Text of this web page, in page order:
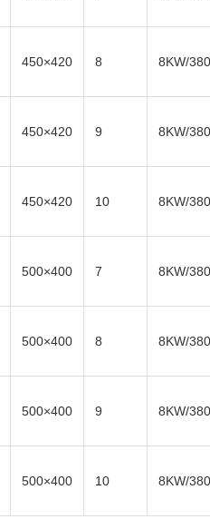
450×420 8 8KW/
450×420 9 8KW/
450×420 10 8KW/
500×400 7 8KW/
500×400 8 8KW/
500×400 9 8KW/
500×400 10 8KW/